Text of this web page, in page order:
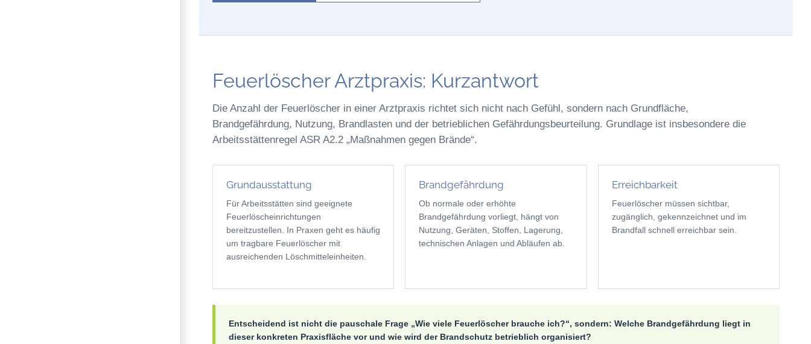
Feuerlöscher Arztpraxis: Kurzantwort
Die Anzahl der Feuerlöscher in einer Arztpraxis richtet sich nicht nach Gefühl, sondern nach Grundfläche,
Brandgefährdung, Nutzung, Brandlasten und der betrieblichen Gefährdungsbeurteilung. Grundlage ist insbesondere die
Arbeitsstättenregel ASR A2.2 „Maßnahmen gegen Brände“.
Grundausstattung
Für Arbeitsstätten sind geeignete
Feuerlöscheinrichtungen
bereitzustellen. In Praxen geht es häufig
um tragbare Feuerlöscher mit
ausreichenden Löschmitteleinheiten.
Brandgefährdung
Ob normale oder erhöhte
Brandgefährdung vorliegt, hängt von
Nutzung, Geräten, Stoffen, Lagerung,
technischen Anlagen und Abläufen ab.
Erreichbarkeit
Feuerlöscher müssen sichtbar,
zugänglich, gekennzeichnet und im
Brandfall schnell erreichbar sein.
Entscheidend ist nicht die pauschale Frage „Wie viele Feuerlöscher brauche ich?“, sondern: Welche Brandgefährdung liegt in
dieser konkreten Praxisfläche vor und wie wird der Brandschutz betrieblich organisiert?